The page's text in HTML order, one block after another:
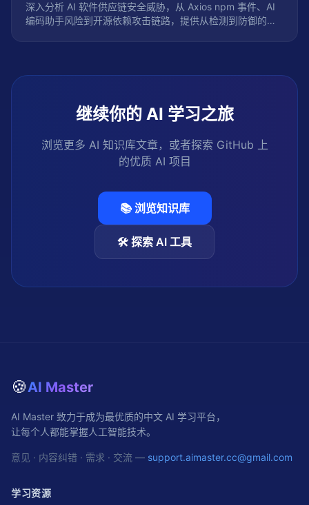
深入分析 AI 软件供应链安全威胁，从 Axios npm 事件、AI
编码助手风险到开源依赖攻击链路，提供从检测到防御的完
继续你的 AI 学习之旅
浏览更多 AI 知识库文章，或者探索 GitHub 上
的优质 AI 项目
📚 浏览知识库
🛠️ 探索 AI 工具
🍪AI Master
AI Master 致力于成为最优质的中文 AI 学习平台，
让每个人都能掌握人工智能技术。
意见 · 内容纠错 · 需求 · 交流 — support.aimaster.cc@gmail.com
学习资源